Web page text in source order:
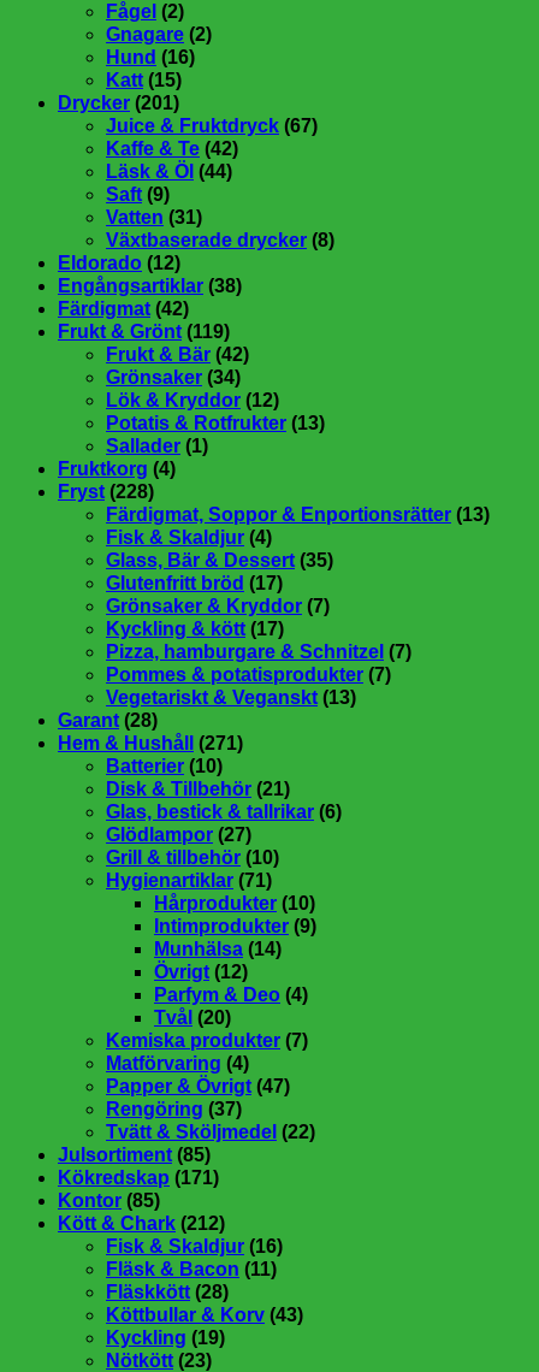
Fågel (2)
Gnagare (2)
Hund (16)
Katt (15)
Drycker (201)
Juice & Fruktdryck (67)
Kaffe & Te (42)
Läsk & Öl (44)
Saft (9)
Vatten (31)
Växtbaserade drycker (8)
Eldorado (12)
Engångsartiklar (38)
Färdigmat (42)
Frukt & Grönt (119)
Frukt & Bär (42)
Grönsaker (34)
Lök & Kryddor (12)
Potatis & Rotfrukter (13)
Sallader (1)
Fruktkorg (4)
Fryst (228)
Färdigmat, Soppor & Enportionsrätter (13)
Fisk & Skaldjur (4)
Glass, Bär & Dessert (35)
Glutenfritt bröd (17)
Grönsaker & Kryddor (7)
Kyckling & kött (17)
Pizza, hamburgare & Schnitzel (7)
Pommes & potatisprodukter (7)
Vegetariskt & Veganskt (13)
Garant (28)
Hem & Hushåll
(271)
Batterier (10)
Disk & Tillbehör (21)
Glas, bestick & tallrikar (6)
Glödlampor (27)
Grill & tillbehör (10)
Hygienartiklar (71)
Hårprodukter (10)
Intimprodukter (9)
Munhälsa (14)
Övrigt (12)
Parfym & Deo (4)
Tvål (20)
Kemiska produkter (7)
Matförvaring (4)
Papper & Övrigt (47)
Rengöring (37)
Tvätt & Sköljmedel (22)
Julsortiment (85)
Kökredskap (171)
Kontor (85)
Kött & Chark (212)
Fisk & Skaldjur (16)
Fläsk & Bacon (11)
Fläskkött (28)
Köttbullar & Korv (43)
Kyckling (19)
Nötkött (23)